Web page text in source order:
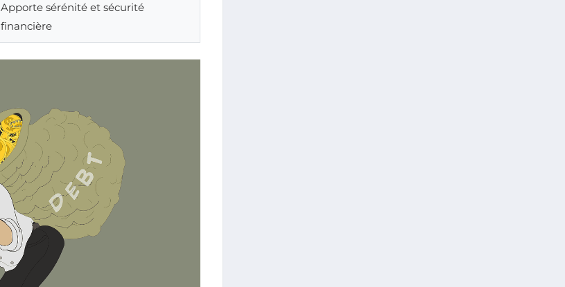
Apporte sérénité et sécurité
financière